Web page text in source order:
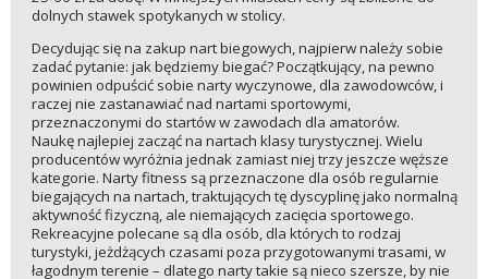
dolnych stawek spotykanych w stolicy.
Decydując się na zakup nart biegowych, najpierw należy sobie
zadać pytanie: jak będziemy biegać? Początkujący, na pewno
powinien odpuścić sobie narty wyczynowe, dla zawodowców, i
raczej nie zastanawiać nad nartami sportowymi,
przeznaczonymi do startów w zawodach dla amatorów.
Naukę najlepiej zacząć na nartach klasy turystycznej. Wielu
producentów wyróżnia jednak zamiast niej trzy jeszcze węższe
kategorie. Narty fitness są przeznaczone dla osób regularnie
biegających na nartach, traktujących tę dyscyplinę jako normalną
aktywność fizyczną, ale niemających zacięcia sportowego.
Rekreacyjne polecane są dla osób, dla których to rodzaj
turystyki, jeżdżących czasami poza przygotowanymi trasami, w
łagodnym terenie – dlatego narty takie są nieco szersze, by nie